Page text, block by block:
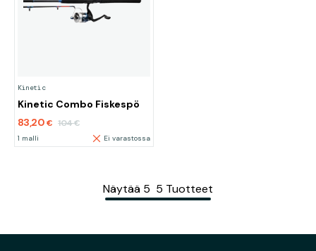
Kinetic
Kinetic Combo Fiskespö
83,20 € 104€
1 malli Ei varastossa
Näytää 5 5 Tuotteet